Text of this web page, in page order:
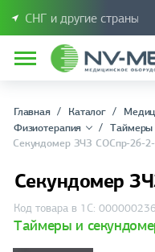
СНГ и другие страны
Главная Каталог
Физиотерапия
Таймеры
Секундомер ЗЧЗ СОСпр-2б-
Секундомер
Код товара в 1С:
Таймеры и